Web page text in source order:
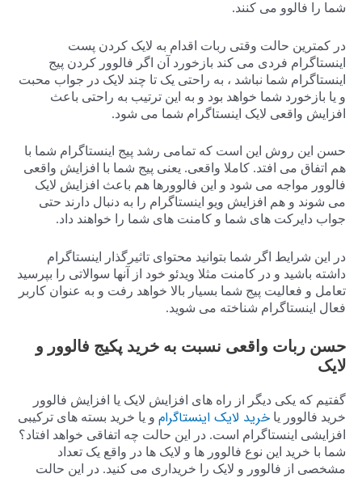
شما را فالوو می کنند.
در کمترین حالت وقتی ربات اقدام به لایک کردن پست
اینستاگرام فردی می کند بازخورد آن اگر فالوور کردن پیج
اینستاگرام شما نباشد ، به راحتی یک تا چند لایک در جواب محبت
و یا بازخورد شما خواهد بود و به این ترتیب به راحتی باعث
افزایش واقعی لایک اینستاگرام شما می شود.
حسن این روش این است که تمامی رشد پیج اینستاگرام شما با
هم اتفاق می افتد. کاملا واقعی. یعنی پیج شما با افزایش واقعی
فالوور مواجه می شود و این فالوورها هم باعث افزایش لایک
می شوند و هم افزایش ویو اینستاگرام را به دنبال دارند حتی
جواب دایرکت های شما و کامنت های شما را خواهند داد.
در این شرایط اگر شما بتوانید محتوای تاثیرگذار اینستاگرام
داشته باشید و در کامنت مثلا ویدئو خود از آنها سوالاتی را بپرسید
تعامل و فعالیت پیج شما بسیار بالا خواهد رفت و به عنوان کاربر
فعال اینستاگرام شناخته می شوید.
حسن ربات واقعی نسبت به خرید پکیج فالوور و
لایک
گفتیم که یکی دیگر از راه های افزایش لایک یا افزایش فالوور
خرید فالوور یا خرید لایک اینستاگرام و یا خرید بسته های ترکیبی
افزایشی اینستاگرام است. در این حالت چه اتفاقی خواهد افتاد؟
شما با خرید این نوع فالوور ها و لایک ها در واقع یک تعداد
مشخصی از فالوور و لایک را خریداری می کنید. در این حالت